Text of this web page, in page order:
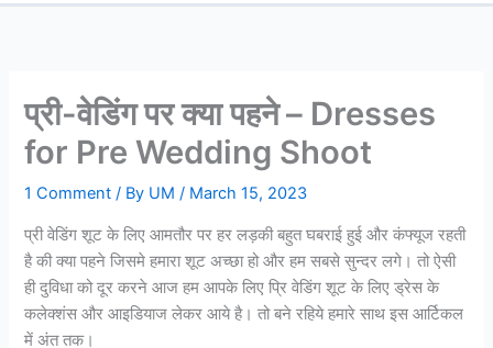
प्री-वेडिंग पर क्या पहने – Dresses
for Pre Wedding Shoot
1 Comment / By UM/ March 15, 2023
प्री वेडिंग शूट के लिए आमतौर पर हर लड़की बहुत घबराई हुई और कंफ्यूज रहती
है की क्या पहने जिसमे हमारा शूट अच्छा हो और हम सबसे सुन्दर लगे। तो ऐसी
ही दुविधा को दूर करने आज हम आपके लिए प्रि वेडिंग शूट के लिए ड्रेस के
कलेक्शंस और आइडियाज लेकर आये है। तो बने रहिये हमारे साथ इस आर्टिकल
में अंत तक।